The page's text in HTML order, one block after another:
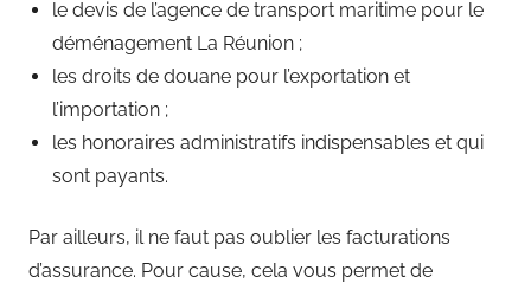
le devis de l’agence de transport maritime pour le
déménagement La Réunion ;
les droits de douane pour l’exportation et
l’importation ;
les honoraires administratifs indispensables et qui
sont payants.
Par ailleurs, il ne faut pas oublier les facturations
d’assurance. Pour cause, cela vous permet de